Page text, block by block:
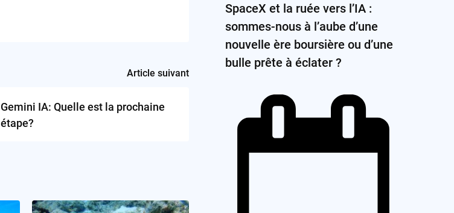
Article suivant
Gemini IA: Quelle est la prochaine
étape?
SpaceX et la ruée vers l’IA :
sommes-nous à l’aube d’une
nouvelle ère boursière ou d’une
bulle prête à éclater ?